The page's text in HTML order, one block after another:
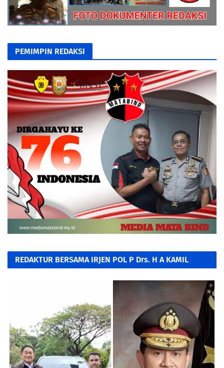
PEMIMPIN REDAKSI
REDAKTUR BERSAMA IRJEN POL P Drs. H A KAMIL